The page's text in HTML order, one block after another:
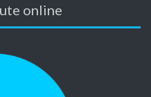
online